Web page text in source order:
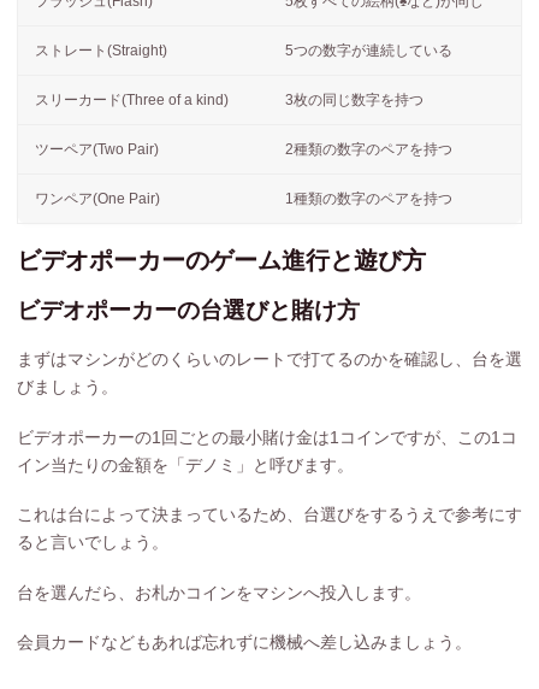
ストレート(Straight) 5つの数字が連続している
スリーカード(Three of a kind) 3枚の同じ数字を持つ
ツーペア(Two Pair) 2種類の数字のペアを持つ
ワンペア(One Pair) 1種類の数字のペアを持つ
ビデオポーカーのゲーム進行と遊び方
ビデオポーカーの台選びと賭け方
まずはマシンがどのくらいのレートで打てるのかを確認し、台を選
びましょう。
ビデオポーカーの1回ごとの最小賭け金は1コインですが、この1コ
イン当たりの金額を「デノミ」と呼びます。
これは台によって決まっているため、台選びをするうえで参考にす
ると言いでしょう。
台を選んだら、お札かコインをマシンへ投入します。
会員カードなどもあれば忘れずに機械へ差し込みましょう。